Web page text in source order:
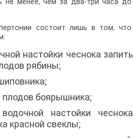
менее, чем за два-три часа до
состоит лишь в том, что
настойки чеснока запить
рябины;
плодов боярышника;
настойки чеснока
красной свеклы;